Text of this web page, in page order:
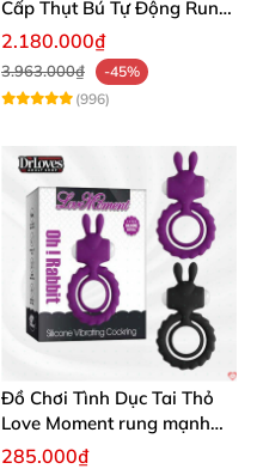
Cấp Thụt Bú Tự Động Rung
Rên
2.180.000₫
3.963.000₫
-45%
(996)
Đồ Chơi Tình Dục Tai Thỏ
Love Moment rung mạnh
mẽ êm ái
285.000₫